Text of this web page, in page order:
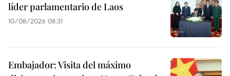
líder parlamentario de Laos
10/08/2026 08:31
Embajador: Visita del máximo